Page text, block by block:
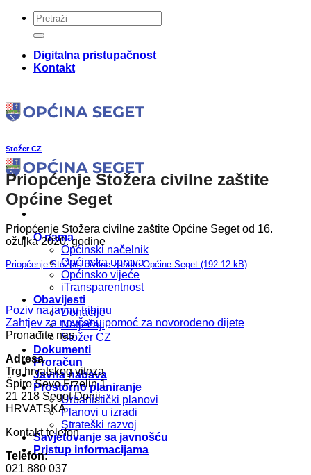
Skip
content
Digitalna pristupačnost
Kontakt
O nama
Općinski načelnik
Općinska uprava
Općinsko vijeće
iTransparentnost
Obavijesti
Donacije
Natječaji
Stožer CZ
Dokumenti
Proračun
Javna nabava
Prostorno planiranje
Urbanistički planovi
Planovi u izradi
Strateški razvoj
Savjetovanje sa javnošću
Pristup informacijama
Stožer CZ
Priopćenje Stožera civilne zaštite
Općine Seget
Priopćenje Stožera civilne zaštite Općine Seget od 16.
ožujka 2020. godine
Priopćenje Stožera civilne zaštite Općine Seget
Poziv na javnu tribinu
Zahtjev za novčanu pomoć za novorođeno dijete
Pronađite nas
Adresa
Trg hrvatskog viteza
Špiro Ševo Frzelin 1
21 218 Seget Donji
HRVATSKA
Kontakt telefon
Telefon:
021 880 037